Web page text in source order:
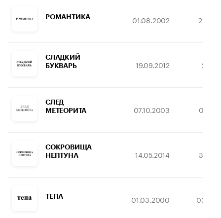
РОМАНТИКА 01.08.2002
СЛАДКИЙ
БУКВАРЬ
19.09.2012
СЛЕД
МЕТЕОРИТА
07.10.2003
СОКРОВИЩА
НЕПТУНА
14.05.2014
ТЕПА 01.03.2000